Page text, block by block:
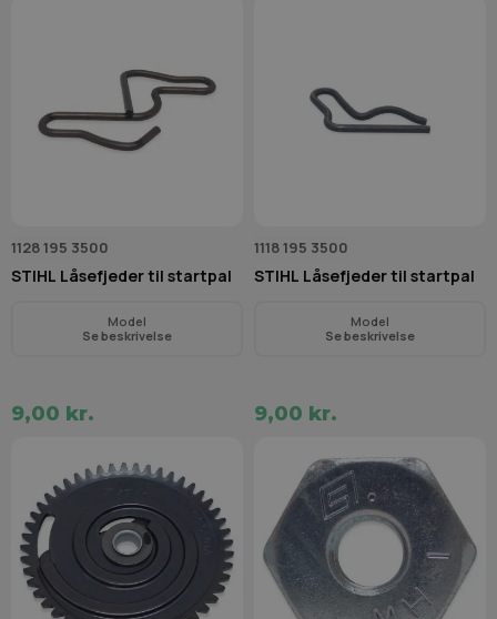
1128 195 3500
STIHL Låsefjeder til startpal
Model
Se beskrivelse
9,00 kr.
1118 195 3500
STIHL Låsefjeder til startpal
Model
Se beskrivelse
9,00 kr.